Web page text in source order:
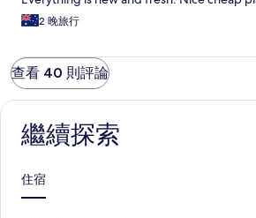
2 晚旅行
查看 40 則評論
繼續探索
住宿